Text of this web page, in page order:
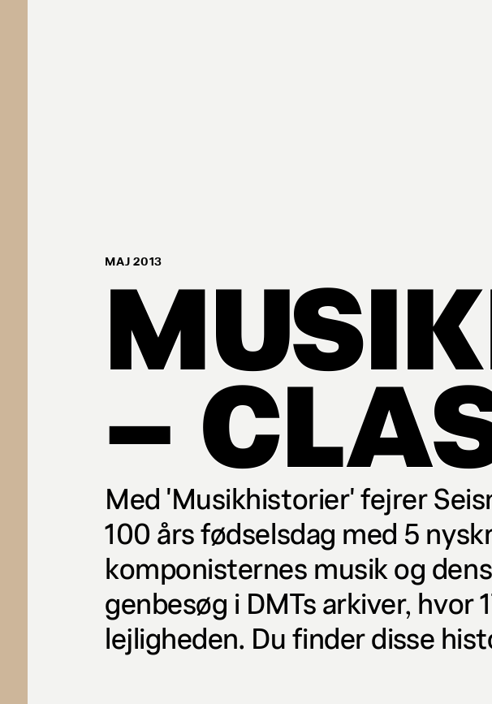
MAJ 2013
–
Med 'Musikhistorier' fejrer
100 års fødselsdag med 5
komponisternes musik og
genbesøg i DMTs arkiver,
lejligheden. Du finder disse